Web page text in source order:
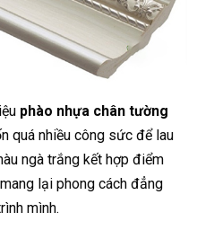
phào nhựa chân tường
quá nhiều công sức để lau
ngà trắng kết hợp điểm
lại phong cách đẳng
mình.